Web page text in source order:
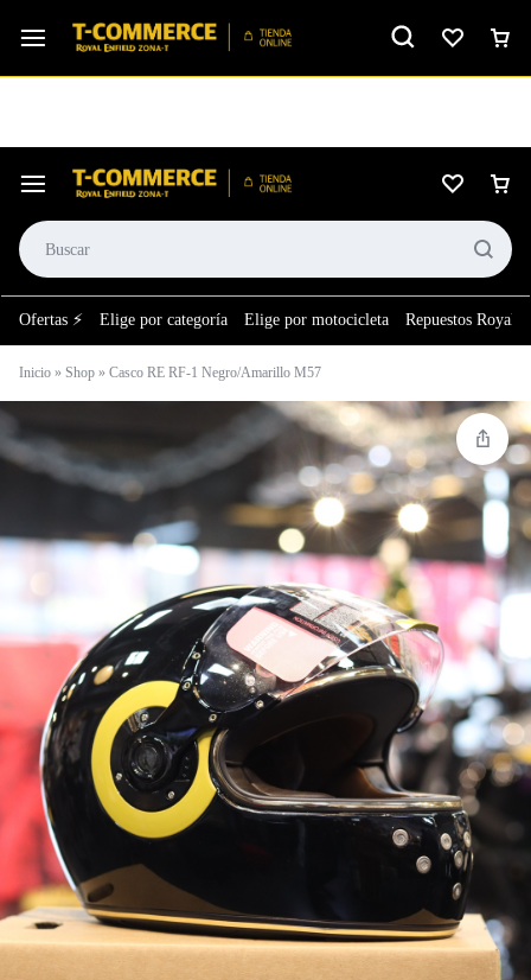
⚙️El taller más grande de LATAM en tu bolsillo. Ver calificación
Ofertas ⚡ Elige por categoría Elige por motocicleta Repuestos Royal
Inicio » Shop » Casco RE RF-1 Negro/Amarillo M57